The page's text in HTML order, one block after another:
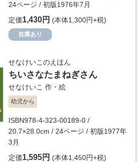
24ページ / 初版1976年7月
定価1,430円 (本体1,300円+税)
在庫あり
せなけいこのえほん
ちいさなたまねぎさん
せなけいこ 作・絵
幼児から
ISBN978-4-323-00189-0 /
20.7×28.0cm / 24ページ / 初版1977年
3月
定価1,595円 (本体1,450円+税)